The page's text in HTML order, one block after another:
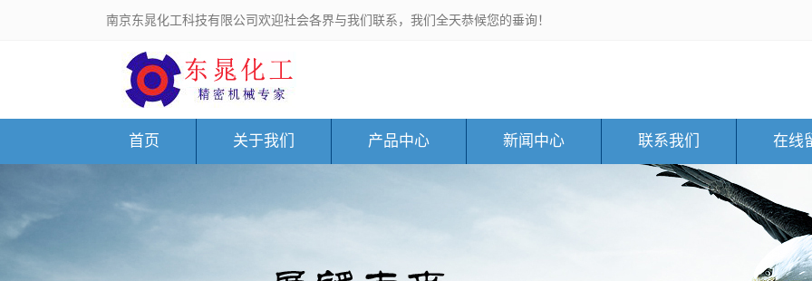
南京东晁化工科技有限公司欢迎社会各界与我们联系，我们全天恭候您的垂询！
首页 关于我们 产品中心 新闻中心 联系我们 在线